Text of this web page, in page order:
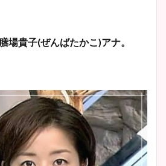
膳場貴子(ぜんばたかこ)アナ。